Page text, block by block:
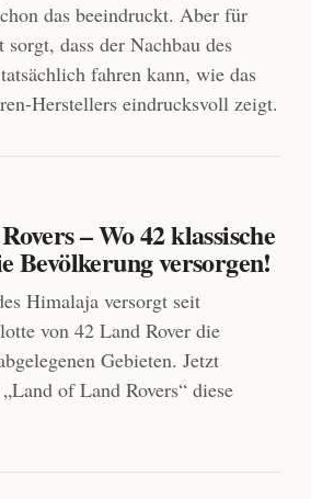
das beeindruckt. Aber für
dass der Nachbau des
fahren kann, wie das
Herstellers eindrucksvoll zeigt.
– Wo 42 klassische
Bevölkerung versorgen!
Himalaja versorgt seit
von 42 Land Rover die
Gebieten. Jetzt
of Land Rovers“ diese